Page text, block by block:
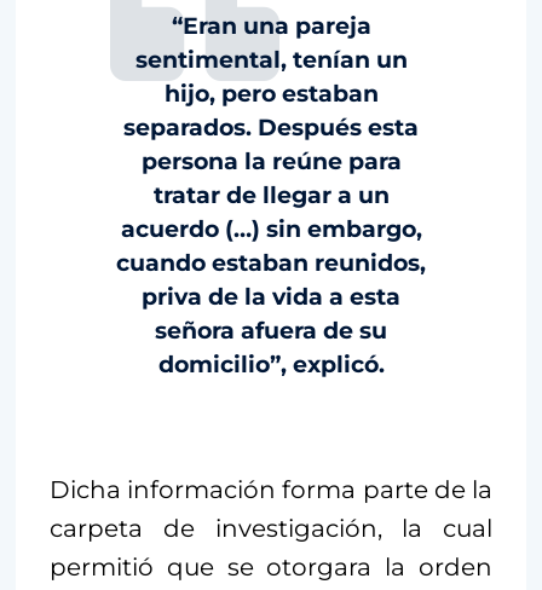
“Eran una pareja
sentimental, tenían un
hijo, pero estaban
separados. Después esta
persona la reúne para
tratar de llegar a un
acuerdo (…) sin embargo,
cuando estaban reunidos,
priva de la vida a esta
señora afuera de su
domicilio”, explicó.
Dicha información forma parte de la
carpeta de investigación, la cual
permitió que se otorgara la orden